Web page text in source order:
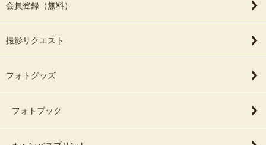
会員登録（無料）
撮影リクエスト
フォトグッズ
フォトブック